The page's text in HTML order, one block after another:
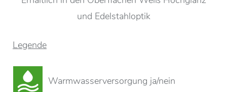
und Edelstahloptik
Legende
Warmwasserversorgung ja/nein